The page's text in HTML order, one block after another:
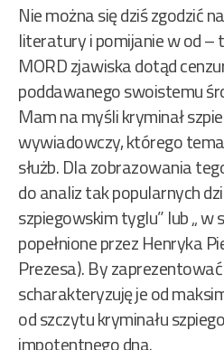
Nie można się dziś zgodzić
literatury i pomijanie w od –
MORD zjawiska dotąd
poddawanego swoistemu
Mam na myśli kryminał
wywiadowczy, którego
służb. Dla zobrazowania
do analiz tak popularnych
szpiegowskim tyglu” lub „ w
popełnione przez Henryka
Prezesa). By
scharakteryzuję je od
od szczytu kryminału
impotentnego dna.